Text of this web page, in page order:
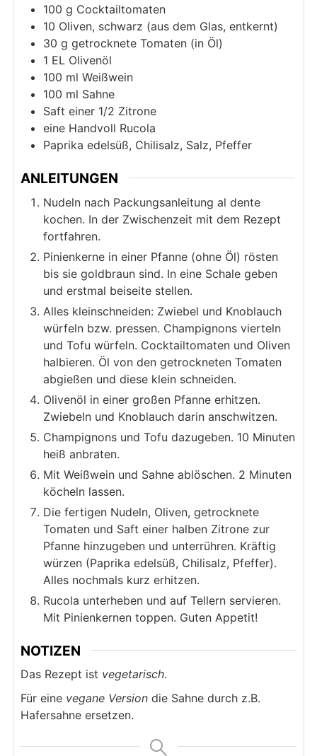
100 g Cocktailtomaten
10 Oliven, schwarz (aus dem Glas, entkernt)
30 g getrocknete Tomaten (in Öl)
1 EL Olivenöl
100 ml Weißwein
100 ml Sahne
Saft einer 1/2 Zitrone
eine Handvoll Rucola
Paprika edelsüß, Chilisalz, Salz, Pfeffer
ANLEITUNGEN
Nudeln nach Packungsanleitung al dente
kochen. In der Zwischenzeit mit dem Rezept
fortfahren.
Pinienkerne in einer Pfanne (ohne Öl) rösten
bis sie goldbraun sind. In eine Schale geben
und erstmal beiseite stellen.
Alles kleinschneiden: Zwiebel und Knoblauch
würfeln bzw. pressen. Champignons vierteln
und Tofu würfeln. Cocktailtomaten und Oliven
halbieren. Öl von den getrockneten Tomaten
abgießen und diese klein schneiden.
Olivenöl in einer großen Pfanne erhitzen.
Zwiebeln und Knoblauch darin anschwitzen.
Champignons und Tofu dazugeben. 10 Minuten
heiß anbraten.
Mit Weißwein und Sahne ablöschen. 2 Minuten
köcheln lassen.
Die fertigen Nudeln, Oliven, getrocknete
Tomaten und Saft einer halben Zitrone zur
Pfanne hinzugeben und unterrühren. Kräftig
würzen (Paprika edelsüß, Chilisalz, Pfeffer).
Alles nochmals kurz erhitzen.
Rucola unterheben und auf Tellern servieren.
Mit Pinienkernen toppen. Guten Appetit!
NOTIZEN
Das Rezept ist vegetarisch.
Für eine vegane Versiondie Sahne durch z.B.
Hafersahne ersetzen.